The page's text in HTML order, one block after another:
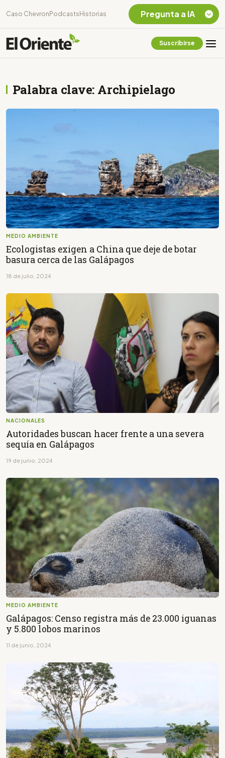
Caso Chevron Podcasts Historias
Suscribirse
Palabra clave: Archipielago
MEDIO AMBIENTE
Ecologistas exigen a China que deje de botar
basura cerca de las Galápagos
18 de julio, 2024
NACIONALES
Autoridades buscan hacer frente a una severa
sequía en Galápagos
19 de junio, 2024
MEDIO AMBIENTE
Galápagos: Censo registra más de 23.000 iguanas
y 5.800 lobos marinos
11 de junio, 2024
Pregunta a IA
Listar destinos
turísticos de la
Amazonia Ecuatoriana